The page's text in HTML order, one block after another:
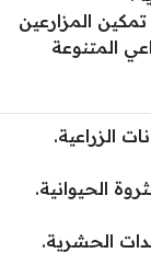
المزارعين
المتنوعة
الزراعية.
الحيوانية.
الحشرية.